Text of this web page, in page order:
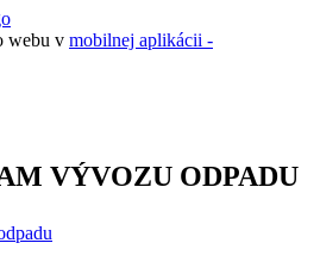
webu v mobilnej aplikácii -
VÝVOZU ODPADU